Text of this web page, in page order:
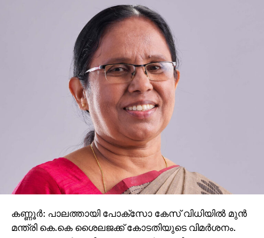
കണ്ണൂര്‍: പാലത്തായി പോക്സോ കേസ് വിധിയില്‍ മുന്‍
മന്ത്രി കെ.കെ ശൈലജക്ക് കോടതിയുടെ വിമര്‍ശനം.